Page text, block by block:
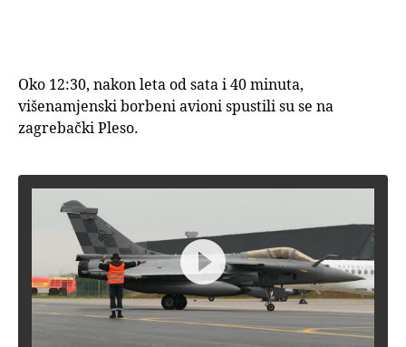
Oko 12:30, nakon leta od sata i 40 minuta,
višenamjenski borbeni avioni spustili su se na
zagrebački Pleso.
